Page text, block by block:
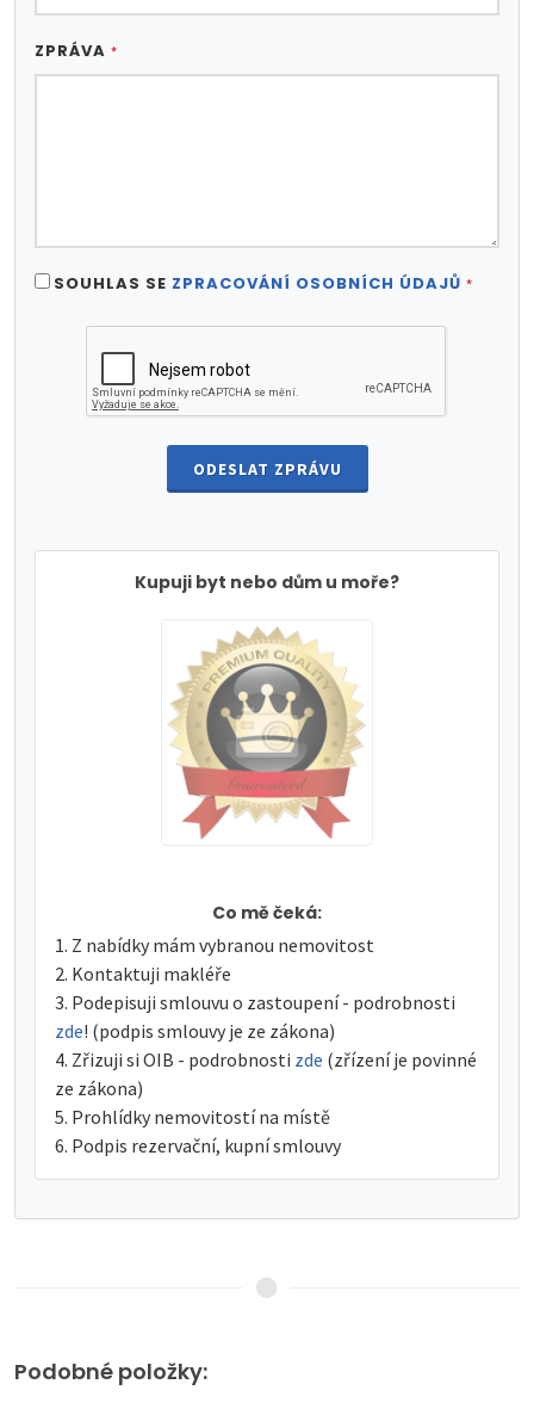
ZPRÁVA *
SOUHLAS SE ZPRACOVÁNÍ OSOBNÍCH ÚDAJŮ *
ODESLAT ZPRÁVU
Kupuji byt nebo dům u moře?
Co mě čeká:
Z nabídky mám vybranou nemovitost
Kontaktuji makléře
Podepisuji smlouvu o zastoupení - podrobnosti
zde! (podpis smlouvy je ze zákona)
Zřizuji si OIB - podrobnosti zde (zřízení je povinné
ze zákona)
Prohlídky nemovitostí na místě
Podpis rezervační, kupní smlouvy
Podobné položky: